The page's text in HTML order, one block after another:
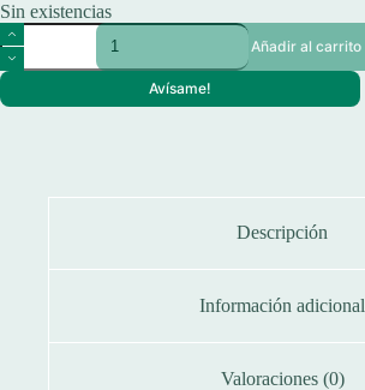
Sin existencias
Pedernal
Waterdog
Para
De
Añadir al carrito
Avísame!
Descripción
Información adicional
Valoraciones (0)